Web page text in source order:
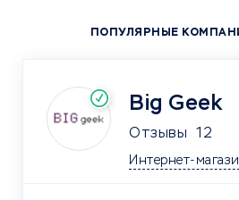
ПОПУЛЯРНЫЕ
Big Geek
Отзывы 12
Интернет-